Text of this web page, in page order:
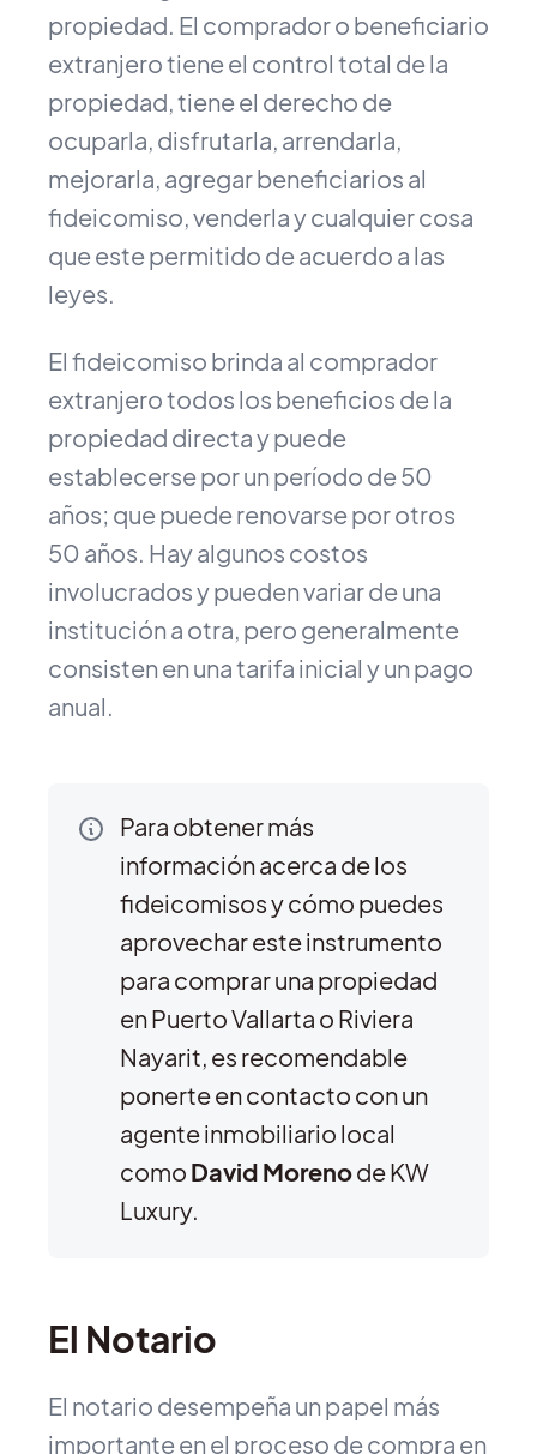
propiedad. El comprador o beneficiario
extranjero tiene el control total de la
propiedad, tiene el derecho de
ocuparla, disfrutarla, arrendarla,
mejorarla, agregar beneficiarios al
fideicomiso, venderla y cualquier cosa
que este permitido de acuerdo a las
leyes.
El fideicomiso brinda al comprador
extranjero todos los beneficios de la
propiedad directa y puede
establecerse por un período de 50
años; que puede renovarse por otros
50 años. Hay algunos costos
involucrados y pueden variar de una
institución a otra, pero generalmente
consisten en una tarifa inicial y un pago
anual.
Para obtener más
información acerca de los
fideicomisos y cómo puedes
aprovechar este instrumento
para comprar una propiedad
en Puerto Vallarta o Riviera
Nayarit, es recomendable
ponerte en contacto con un
agente inmobiliario local
como David Morenode KW
Luxury.
El Notario
El notario desempeña un papel más
importante en el proceso de compra en